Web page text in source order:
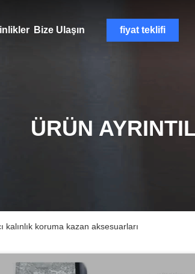
Bize Ulaşın fiyat teklifi
ÜRÜN
kalınlık koruma kazan aksesuarları